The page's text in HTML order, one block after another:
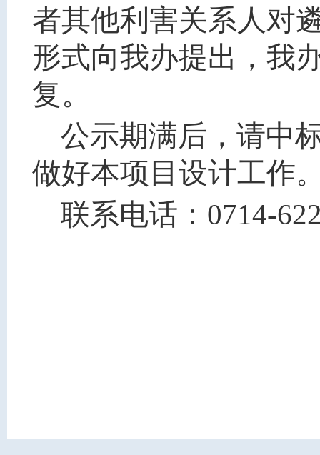
者其他利害关系人对
形式向我办提出，我
复。
公示期满后，请中
做好本项目设计工作
联系电话：0714-